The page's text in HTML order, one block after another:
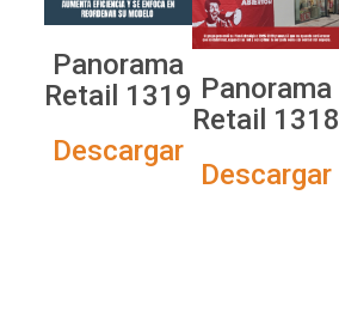
Panorama
Retail 1319
Descargar
Panorama
Retail 1318
Descargar